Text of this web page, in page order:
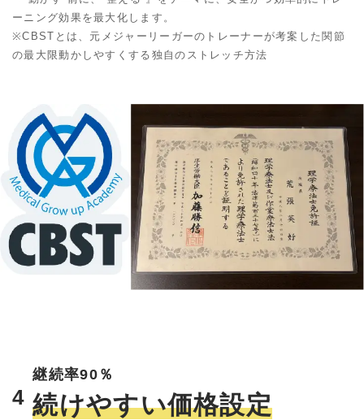
ーニング効果を最大化します。
※CBSTとは、元メジャーリーガーのトレーナーが考案した関節
の最大限動かしやすくする独自のストレッチ方法
4
継続率90％
続けやすい価格設定